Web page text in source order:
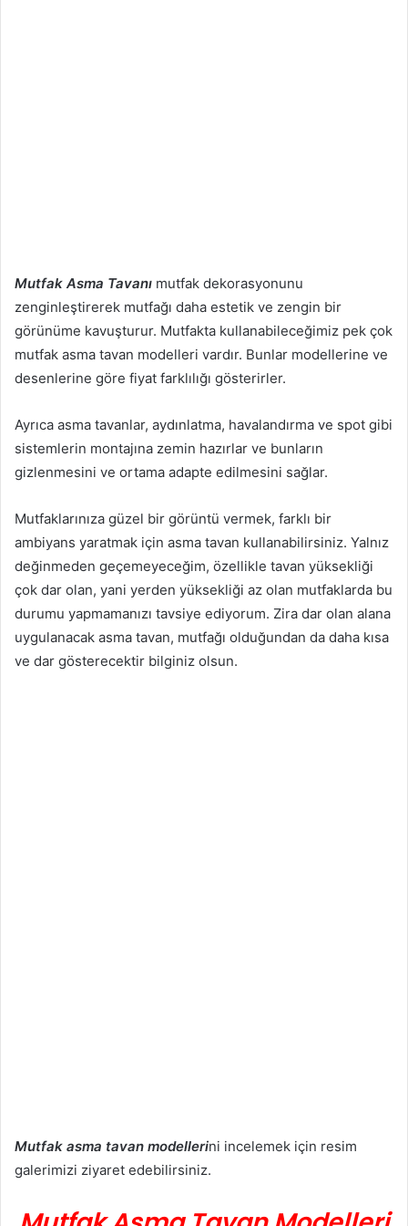
Mutfak Asma Tavanı mutfak dekorasyonunu
zenginleştirerek mutfağı daha estetik ve zengin bir
görünüme kavuşturur. Mutfakta kullanabileceğimiz pek çok
mutfak asma tavan modelleri vardır. Bunlar modellerine ve
desenlerine göre fiyat farklılığı gösterirler.
Ayrıca asma tavanlar, aydınlatma, havalandırma ve spot gibi
sistemlerin montajına zemin hazırlar ve bunların
gizlenmesini ve ortama adapte edilmesini sağlar.
Mutfaklarınıza güzel bir görüntü vermek, farklı bir
ambiyans yaratmak için asma tavan kullanabilirsiniz. Yalnız
değinmeden geçemeyeceğim, özellikle tavan yüksekliği
çok dar olan, yani yerden yüksekliği az olan mutfaklarda bu
durumu yapmamanızı tavsiye ediyorum. Zira dar olan alana
uygulanacak asma tavan, mutfağı olduğundan da daha kısa
ve dar gösterecektir bilginiz olsun.
Mutfak asma tavan modellerini incelemek için resim
galerimizi ziyaret edebilirsiniz.